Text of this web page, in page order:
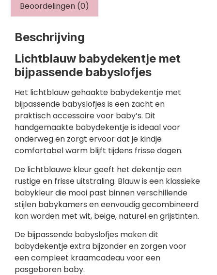
Beoordelingen (0)
Beschrijving
Lichtblauw babydekentje met
bijpassende babyslofjes
Het lichtblauw gehaakte babydekentje met
bijpassende babyslofjes is een zacht en
praktisch accessoire voor baby’s. Dit
handgemaakte babydekentje is ideaal voor
onderweg en zorgt ervoor dat je kindje
comfortabel warm blijft tijdens frisse dagen.
De lichtblauwe kleur geeft het dekentje een
rustige en frisse uitstraling. Blauw is een klassieke
babykleur die mooi past binnen verschillende
stijlen babykamers en eenvoudig gecombineerd
kan worden met wit, beige, naturel en grijstinten.
De bijpassende babyslofjes maken dit
babydekentje extra bijzonder en zorgen voor
een compleet kraamcadeau voor een
pasgeboren baby.